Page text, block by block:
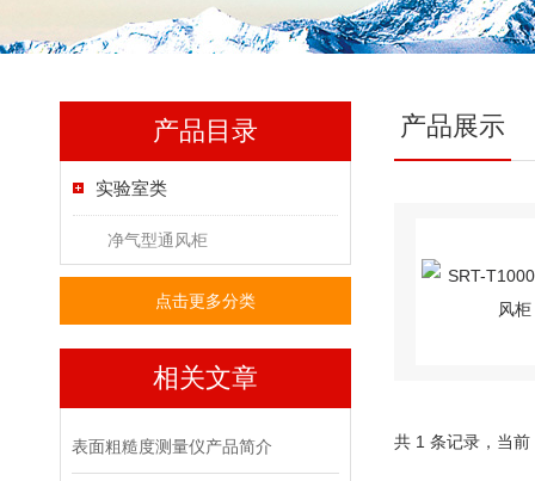
产品目录
实验室类
净气型通风柜
点击更多分类
相关文章
表面粗糙度测量仪产品简介
产品展示
共 1 条记录，当